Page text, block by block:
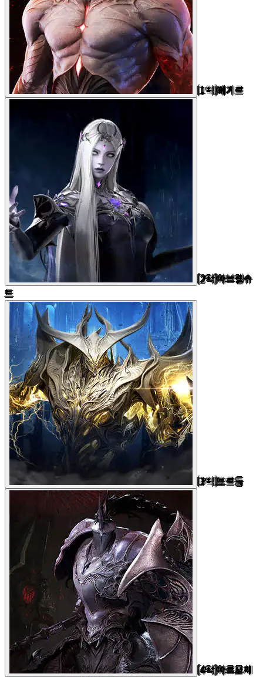
[1막]에기르
[2막]아브렐슈
드
[3막]모르둠
[4막]아르모체